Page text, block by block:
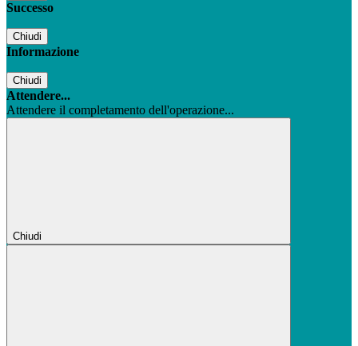
Successo
Chiudi
Informazione
Chiudi
Attendere...
Attendere il completamento dell'operazione...
Chiudi